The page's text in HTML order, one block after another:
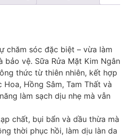
chăm sóc đặc biệt – vừa làm
bảo vệ. Sữa Rửa Mặt Kim Ngân
thức từ thiên nhiên, kết hợp
Hồng Sâm, Tam Thất và
làm sạch dịu nhẹ mà vẫn
chất, bụi bẩn và dầu thừa mà
thời phục hồi, làm dịu làn da